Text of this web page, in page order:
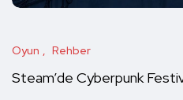
Oyun Rehber
Steam’de Cyberpunk